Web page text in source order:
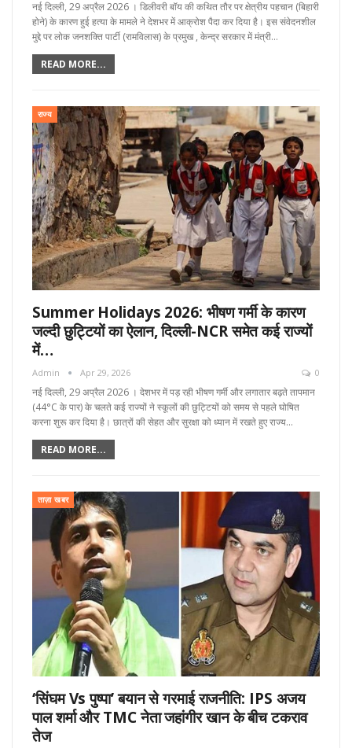
नई दिल्ली, 29 अप्रैल 2026 । डिलीवरी बॉय की कथित तौर पर क्षेत्रीय पहचान (बिहारी
होने) के कारण हुई हत्या के मामले ने देशभर में आक्रोश पैदा कर दिया है। इस संवेदनशील
मुद्दे पर लोक जनशक्ति पार्टी (रामविलास) के प्रमुख , केन्द्र सरकार में मंत्री…
READ MORE...
राज्य
Summer Holidays 2026: भीषण गर्मी के कारण
जल्दी छुट्टियों का ऐलान, दिल्ली-NCR समेत कई राज्यों
में…
Admin Apr 29, 2026 0
नई दिल्ली, 29 अप्रैल 2026 । देशभर में पड़ रही भीषण गर्मी और लगातार बढ़ते तापमान
(44°C के पार) के चलते कई राज्यों ने स्कूलों की छुट्टियों को समय से पहले घोषित
करना शुरू कर दिया है। छात्रों की सेहत और सुरक्षा को ध्यान में रखते हुए राज्य…
READ MORE...
ताज़ा खबर
‘सिंघम Vs पुष्पा’ बयान से गरमाई राजनीति: IPS अजय
पाल शर्मा और TMC नेता जहांगीर खान के बीच टकराव
तेज